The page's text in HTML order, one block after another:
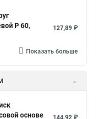
P 60,
127,89 ₽
Показать больше
основе
144,92 ₽